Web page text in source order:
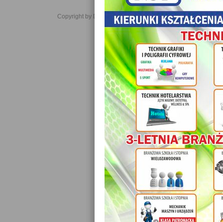
Copyright by Daniel JabĹoĹski 2006-2021. All rights